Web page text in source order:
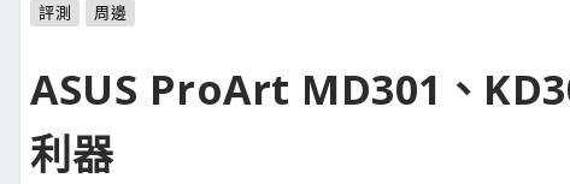
評測 周邊
ASUS ProArt MD301、
利器